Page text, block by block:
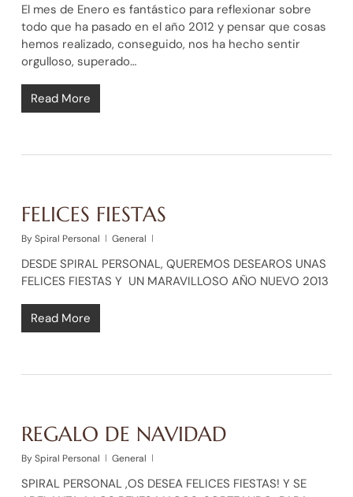
El mes de Enero es fantástico para reflexionar sobre
todo que ha pasado en el año 2012 y pensar que cosas
hemos realizado, conseguido, nos ha hecho sentir
orgulloso, superado…
Read More
FELICES FIESTAS
BySpiral Personal General
DESDE SPIRAL PERSONAL, QUEREMOS DESEAROS UNAS
FELICES FIESTAS Y UN MARAVILLOSO AÑO NUEVO 2013
Read More
REGALO DE NAVIDAD
BySpiral Personal General
SPIRAL PERSONAL ,OS DESEA FELICES FIESTAS! Y SE